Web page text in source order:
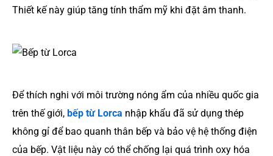
Thiết kế này giúp tăng tính thẩm mỹ khi đặt âm thanh.
Để thích nghi với môi trường nóng ẩm của nhiều quốc gia
trên thế giới, bếp từ Lorca nhập khẩu đã sử dụng thép
không gỉ để bao quanh thân bếp và bảo vệ hệ thống điện
của bếp. Vật liệu này có thể chống lại quá trình oxy hóa